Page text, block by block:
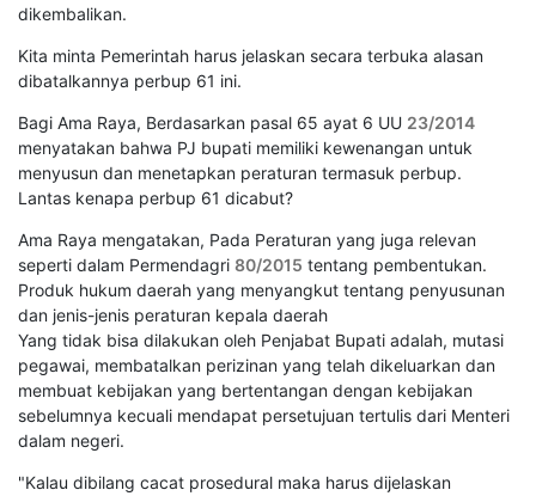
dikembalikan.
Kita minta Pemerintah harus jelaskan secara terbuka alasan
dibatalkannya perbup 61 ini.
Bagi Ama Raya, Berdasarkan pasal 65 ayat 6 UU 23/2014
menyatakan bahwa PJ bupati memiliki kewenangan untuk
menyusun dan menetapkan peraturan termasuk perbup.
Lantas kenapa perbup 61 dicabut?
Ama Raya mengatakan, Pada Peraturan yang juga relevan
seperti dalam Permendagri 80/2015 tentang pembentukan.
Produk hukum daerah yang menyangkut tentang penyusunan
dan jenis-jenis peraturan kepala daerah
Yang tidak bisa dilakukan oleh Penjabat Bupati adalah, mutasi
pegawai, membatalkan perizinan yang telah dikeluarkan dan
membuat kebijakan yang bertentangan dengan kebijakan
sebelumnya kecuali mendapat persetujuan tertulis dari Menteri
dalam negeri.
"Kalau dibilang cacat prosedural maka harus dijelaskan